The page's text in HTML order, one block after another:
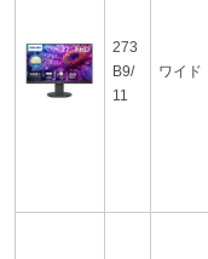
273
B9/
11
ワイド